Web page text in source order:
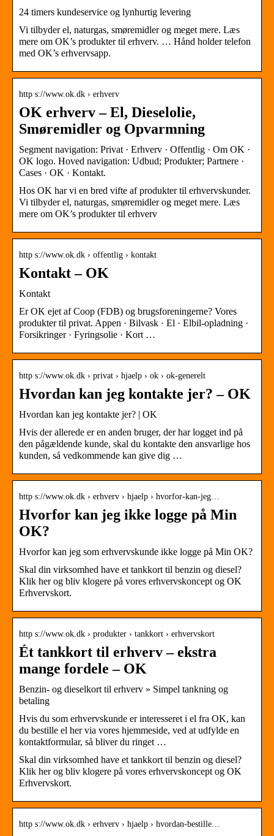
24 timers kundeservice og lynhurtig levering
Vi tilbyder el, naturgas, smøremidler og meget mere. Læs
mere om OK’s produkter til erhverv. … Hånd holder telefon
med OK’s erhvervsapp.
http s://www.ok.dk › erhverv
OK erhverv – El, Dieselolie,
Smøremidler og Opvarmning
Segment navigation: Privat · Erhverv · Offentlig · Om OK ·
OK logo. Hoved navigation: Udbud; Produkter; Partnere ·
Cases · OK · Kontakt.
Hos OK har vi en bred vifte af produkter til erhvervskunder.
Vi tilbyder el, naturgas, smøremidler og meget mere. Læs
mere om OK’s produkter til erhverv
http s://www.ok.dk › offentlig › kontakt
Kontakt – OK
Kontakt
Er OK ejet af Coop (FDB) og brugsforeningerne? Vores
produkter til privat. Appen · Bilvask · El · Elbil-opladning ·
Forsikringer · Fyringsolie · Kort …
http s://www.ok.dk › privat › hjaelp › ok › ok-generelt
Hvordan kan jeg kontakte jer? – OK
Hvordan kan jeg kontakte jer? | OK
Hvis der allerede er en anden bruger, der har logget ind på
den pågældende kunde, skal du kontakte den ansvarlige hos
kunden, så vedkommende kan give dig …
http s://www.ok.dk › erhverv › hjaelp › hvorfor-kan-jeg…
Hvorfor kan jeg ikke logge på Min
OK?
Hvorfor kan jeg som erhvervskunde ikke logge på Min OK?
Skal din virksomhed have et tankkort til benzin og diesel?
Klik her og bliv klogere på vores erhvervskoncept og OK
Erhvervskort.
http s://www.ok.dk › produkter › tankkort › erhvervskort
Ét tankkort til erhverv – ekstra
mange fordele – OK
Benzin- og dieselkort til erhverv » Simpel tankning og
betaling
Hvis du som erhvervskunde er interesseret i el fra OK, kan
du bestille el her via vores hjemmeside, ved at udfylde en
kontaktformular, så bliver du ringet …
Skal din virksomhed have et tankkort til benzin og diesel?
Klik her og bliv klogere på vores erhvervskoncept og OK
Erhvervskort.
http s://www.ok.dk › erhverv › hjaelp › hvordan-bestille…